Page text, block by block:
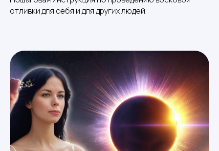
отливки для себя и для других людей.